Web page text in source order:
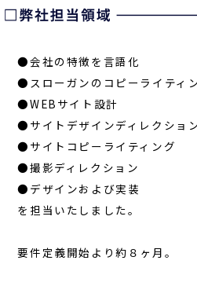
●会社の特徴を言語化
●スローガンのコピーライティ
●WEBサイト設計
●サイトデザインディレクショ
●サイトコピーライティング
●撮影ディレクション
●デザインおよび実装
を担当いたしました。
要件定義開始より約８ヶ月。